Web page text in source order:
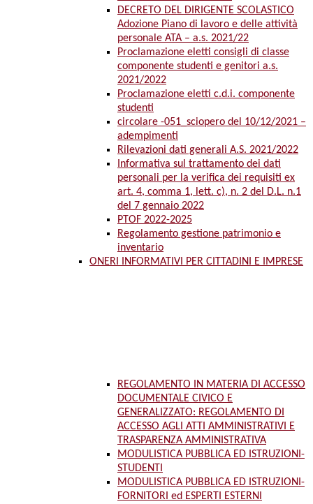
DECRETO DEL DIRIGENTE SCOLASTICO
Adozione Piano di lavoro e delle attività
personale ATA – a.s. 2021/22
Proclamazione eletti consigli di classe
componente studenti e genitori a.s.
2021/2022
Proclamazione eletti c.d.i. componente
studenti
circolare -051_sciopero del 10/12/2021 –
adempimenti
Rilevazioni dati generali A.S. 2021/2022
Informativa sul trattamento dei dati
personali per la verifica dei requisiti ex
art. 4, comma 1, lett. c), n. 2 del D.L. n.1
del 7 gennaio 2022
PTOF 2022-2025
Regolamento gestione patrimonio e
inventario
ONERI INFORMATIVI PER CITTADINI E IMPRESE
REGOLAMENTO IN MATERIA DI ACCESSO
DOCUMENTALE CIVICO E
GENERALIZZATO: REGOLAMENTO DI
ACCESSO AGLI ATTI AMMINISTRATIVI E
TRASPARENZA AMMINISTRATIVA
MODULISTICA PUBBLICA ED ISTRUZIONI-
STUDENTI
MODULISTICA PUBBLICA ED ISTRUZIONI-
FORNITORI ed ESPERTI ESTERNI